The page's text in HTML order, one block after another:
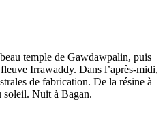
temple de Gawdawpalin, puis
Irrawaddy. Dans l’après-midi,
de fabrication. De la résine à
soleil. Nuit à Bagan.